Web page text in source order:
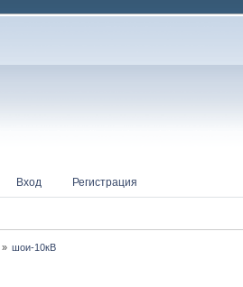
Вход Регистрация
» шои-10кВ